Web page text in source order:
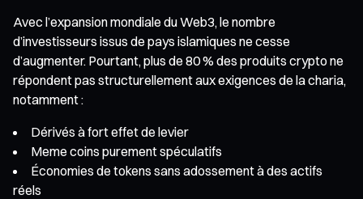
Avec l’expansion mondiale du Web3, le nombre
d’investisseurs issus de pays islamiques ne cesse
d’augmenter. Pourtant, plus de 80 % des produits crypto ne
répondent pas structurellement aux exigences de la charia,
notamment :
Dérivés à fort effet de levier
Meme coins purement spéculatifs
Économies de tokens sans adossement à des actifs
réels